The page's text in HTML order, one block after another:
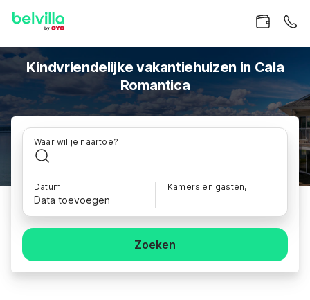
Kindvriendelijke vakantiehuizen in Cala
Romantica
Waar wil je naartoe?
Datum
Data toevoegen
Kamers en gasten,
Zoeken